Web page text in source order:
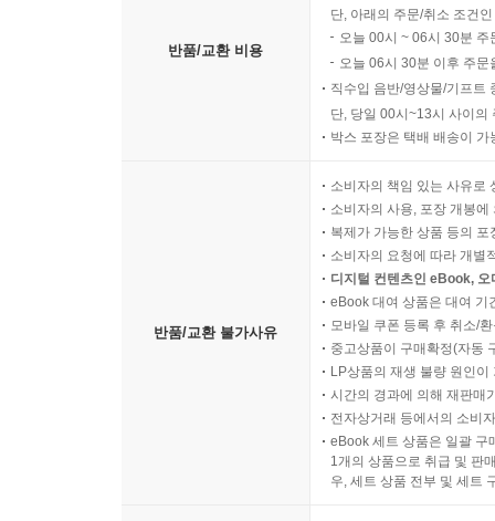
반품/교환 비용
단, 아래의 주문/취소 조건
오늘 00시 ~ 06시 30분
오늘 06시 30분 이후 주
직수입 음반/영상물/기프트
단, 당일 00시~13시 사이의
박스 포장은 택배 배송이
반품/교환 불가사유
소비자의 책임 있는 사유로
소비자의 사용, 포장 개봉
복제가 가능한 상품 등의
소비자의 요청에 따라 개별
디지털 컨텐츠인 eBook,
eBook 대여 상품은 대여 기
모바일 쿠폰 등록 후 취소/
중고상품이 구매확정(자동
LP상품의 재생 불량 원인
시간의 경과에 의해 재판매
전자상거래 등에서의 소비
eBook 세트 상품은 일괄 구
1개의 상품으로 취급 및 판
우, 세트 상품 전부 및 세트